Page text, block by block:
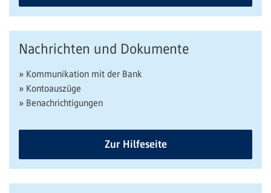
Nachrichten und Dokumente
» Kommunikation mit der Bank
» Kontoauszüge
» Benachrichtigungen
Zur Hilfeseite